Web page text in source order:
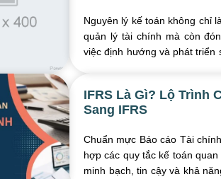
Nguyên lý kế toán không chỉ
quản lý tài chính mà còn
việc định hướng và phát triển
IFRS Là Gì? Lộ Trình
Sang IFRS
Chuẩn mực Báo cáo Tài
hợp các quy tắc kế toán
minh bạch, tin cậy và khả